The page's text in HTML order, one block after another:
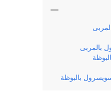
بالمربى
بالبوظة